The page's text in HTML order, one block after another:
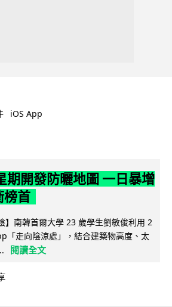
iOS App
期開發防曬地圖 一日暴增
榜首
】南韓首爾大學 23 歲學生劉敏俊利用 2
「走向陰涼處」，結合建築物高度、太
閱讀全文